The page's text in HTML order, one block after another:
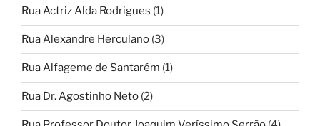
Rua Actriz Alda Rodrigues (1)
Rua Alexandre Herculano (3)
Rua Alfageme de Santarém (1)
Rua Dr. Agostinho Neto (2)